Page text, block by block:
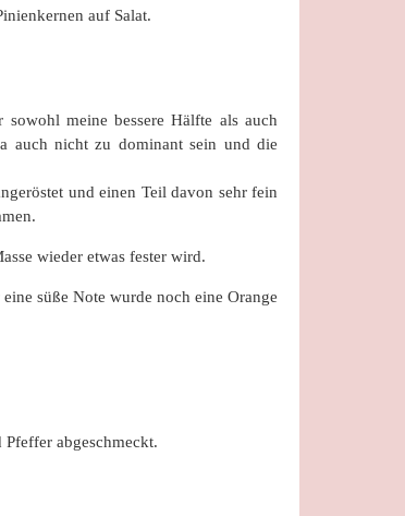
auf Salat.
meine bessere Hälfte als auch
auch nicht zu dominant sein und die
und einen Teil davon sehr fein
wieder etwas fester wird.
süße Note wurde noch eine Orange
abgeschmeckt.